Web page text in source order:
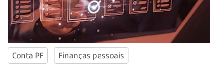
Conta PF Finanças pessoais